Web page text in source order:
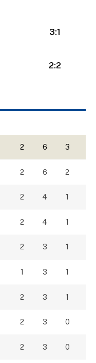
3:1
2:2
2 6 3
2 6 2
2 4 1
2 4 1
2 3 1
1 3 1
2 3 1
2 3 0
2 3 0